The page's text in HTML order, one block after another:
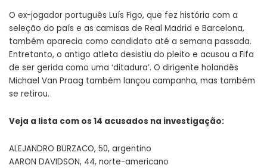
O ex-jogador português Luís Figo, que fez história com a
seleção do país e as camisas de Real Madrid e Barcelona,
também aparecia como candidato até a semana passada.
Entretanto, o antigo atleta desistiu do pleito e acusou a Fifa
de ser gerida como uma ‘ditadura’. O dirigente holandês
Michael Van Praag também lançou campanha, mas também
se retirou.
Veja a lista com os 14 acusados na investigação:
ALEJANDRO BURZACO, 50, argentino
AARON DAVIDSON, 44, norte-americano